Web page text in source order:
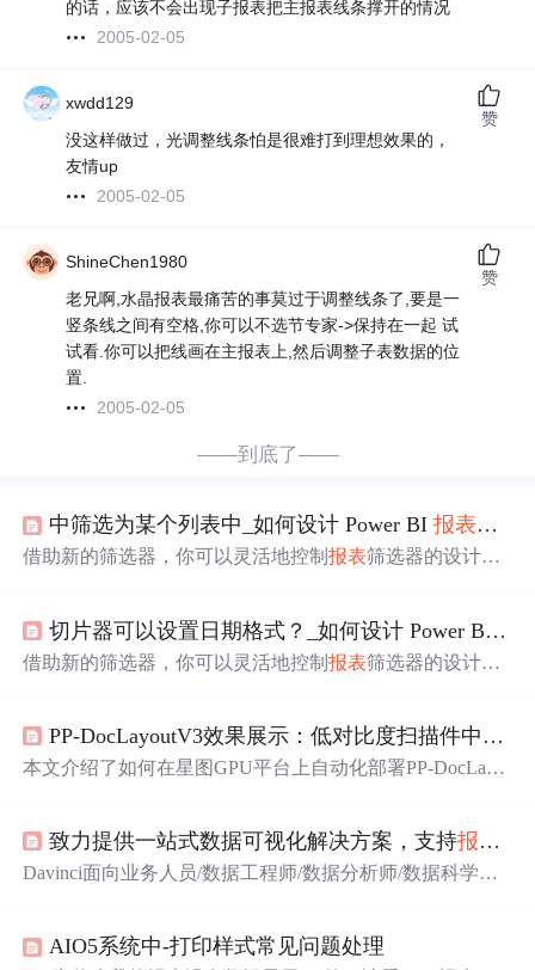
的话，应该不会出现子报表把主报表线条撑开的情况
2005-02-05
xwdd129
没这样做过，光调整线条怕是很难打到理想效果的，
友情up
2005-02-05
赞
ShineChen1980
老兄啊,水晶报表最痛苦的事莫过于调整线条了,要是一
竖条线之间有空格,你可以不选节专家->保持在一起 试
试看.你可以把线画在主报表上,然后调整子表数据的位
置.
2005-02-05
赞
——到底了——
中筛选为某个列表中_如何设计 Power BI报表中的
借助新的筛选器，你可以灵活地控制报表筛选器的设计和
时，根本不会再在“可视化效果”窗格中看到旧“筛选器”窗
格。 可以在一个“筛选器”窗格中执行所有筛选器编辑和格
选器状态。设置和自定义“筛选器”窗...
切片器可以设置日期格式？_如何设计 Power BI报
借助新的筛选器，你可以灵活地控制报表筛选器的设计和
时，根本不会再在“可视化效果”窗格中看到旧“筛选器”窗
格。 可以在一个“筛选器”窗格中执行所有筛选器编辑和格
选器状态。设置和自定义“筛选器”窗...
PP-DocLayoutV3效果展示：低对比度扫描件中表格
本文介绍了如何在星图GPU平台上自动化部署PP-DocLayo
节，精准识别并定位文档中边框模糊的表格区域，从而显
著提升后续文字与表格内容的结构化提取准确率。
致力提供一站式数据可视化解决方案，支持报表
Davinci面向业务人员/数据工程师/数据分析师/数据科学
统。用户只需在可视化UI上简单配置即可满足多种数据可
AIO5系统中-打印样式常见问题处理